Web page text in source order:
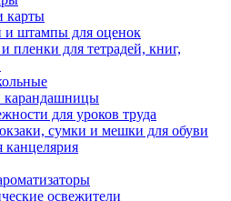
карты
и штампы для оценок
пленки для тетрадей, книг,
для уроков труда
сумки и мешки для обуви
освежители